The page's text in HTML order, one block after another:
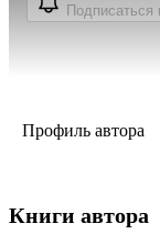
Подписаться
Профиль автора
Книги автора